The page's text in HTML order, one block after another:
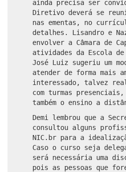
ainda precisa ser
Diretivo deverá se
nas ementas, no
detalhes. Lisandro e
envolver a Câmara de
atividades da Escola de
José Luiz sugeriu um
atender de forma mais
interessado, talvez
com turmas
também o ensino a
Demi lembrou que a
consultou alguns
NIC.br para a
Caso o curso seja
será necessária uma
pois as pessoas que